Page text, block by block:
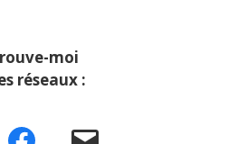
moi
réseaux :